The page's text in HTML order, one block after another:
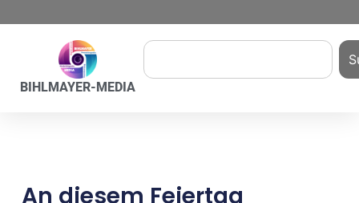
BIHLMAYER-MEDIA
An diesem Feiertag